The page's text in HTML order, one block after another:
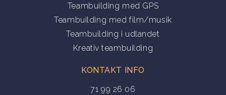
Teambuilding med GPS
Teambuilding med film/musik
Teambuilding i udlandet
Kreativ teambuilding
KONTAKT INFO
71 99 26 06